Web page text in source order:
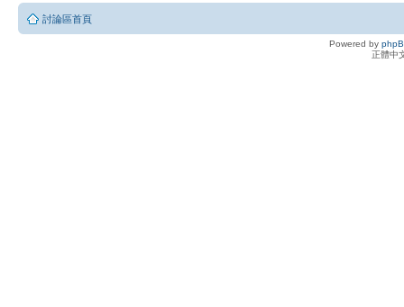
討論區首頁
Powered by
正體中